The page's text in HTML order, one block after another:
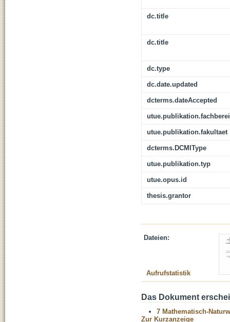
dc.title
dc.title
dc.type
dc.date.updated
dcterms.dateAccepted
utue.publikation.fakultaet
dcterms.DCMIType
utue.publikation.typ
utue.opus.id
thesis.grantor
Dateien:
Aufrufstatistik
Das Dokument
7 Mathematisch-
Zur Kurzanzeige